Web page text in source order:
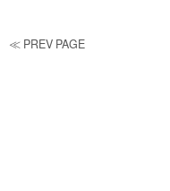
≪ PREV PAGE